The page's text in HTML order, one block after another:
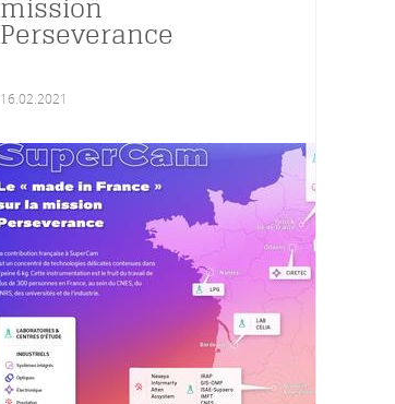
mission
Perseverance
16.02.2021